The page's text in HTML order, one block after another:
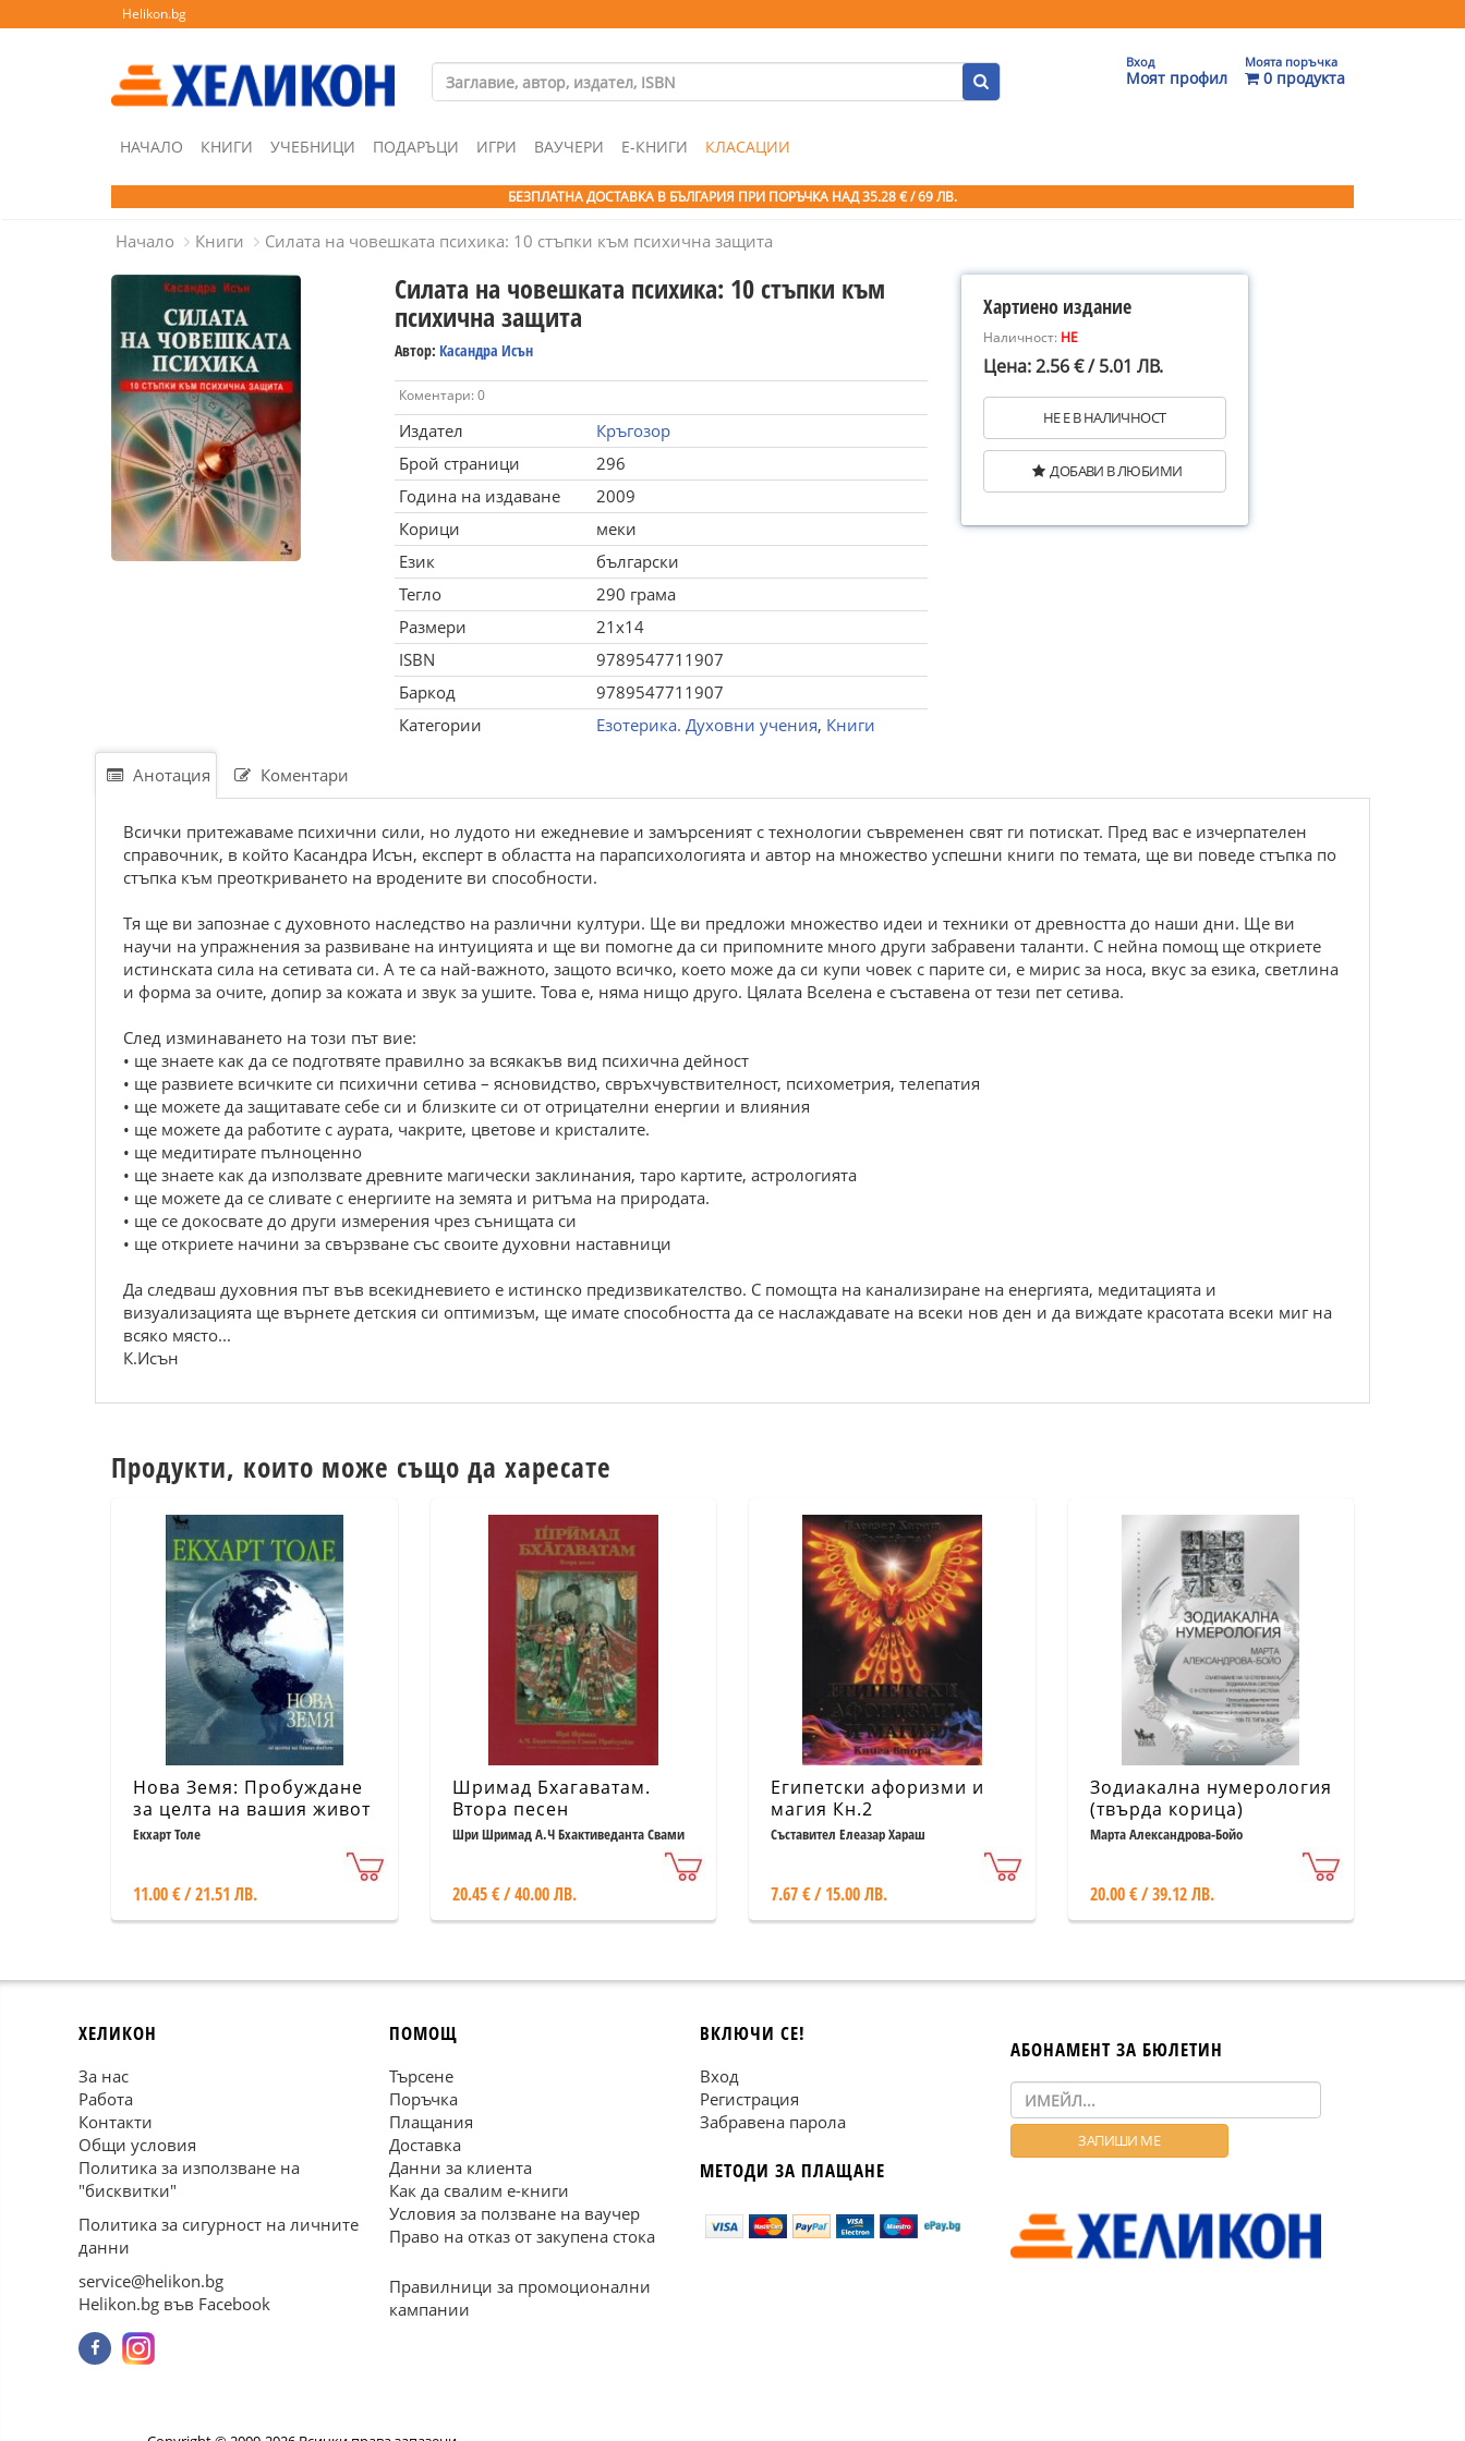
Helikon.bg
Вход
Моят профил
Моята поръчка
0 продукта
НАЧАЛО КНИГИ УЧЕБНИЦИ ПОДАРЪЦИ ИГРИ ВАУЧЕРИ Е-КНИГИ КЛАСАЦИИ
БЕЗПЛАТНА ДОСТАВКА В БЪЛГАРИЯ ПРИ ПОРЪЧКА НАД 35.28 € / 69 ЛВ.
Начало Книги Силата на човешката психика: 10 стъпки към психична защита
Силата на човешката психика: 10 стъпки към
психична защита
Автор: Касандра Исън
Коментари: 0
Издател
Кръгозор
Брой страници
296
Година на издаване
2009
Корици
меки
Език
български
Тегло
290 грама
Размери
21x14
ISBN
9789547711907
Баркод
9789547711907
Категории
Езотерика. Духовни учения, Книги
Хартиено издание
Наличност: НЕ
Цена: 2.56 € / 5.01 ЛВ.
НЕ Е В НАЛИЧНОСТ
ДОБАВИ В ЛЮБИМИ
Анотация Коментари
Всички притежаваме психични сили, но лудото ни ежедневие и замърсеният с технологии съвременен свят ги потискат. Пред вас е изчерпателен
справочник, в който Касандра Исън, експерт в областта на парапсихологията и автор на множество успешни книги по темата, ще ви поведе стъпка по
стъпка към преоткриването на вродените ви способности.
Тя ще ви запознае с духовното наследство на различни култури. Ще ви предложи множество идеи и техники от древността до наши дни. Ще ви
научи на упражнения за развиване на интуицията и ще ви помогне да си припомните много други забравени таланти. С нейна помощ ще откриете
истинската сила на сетивата си. А те са най-важното, защото всичко, което може да си купи човек с парите си, е мирис за носа, вкус за езика, светлина
и форма за очите, допир за кожата и звук за ушите. Това е, няма нищо друго. Цялата Вселена е съставена от тези пет сетива.
След изминаването на този път вие:
• ще знаете как да се подготвяте правилно за всякакъв вид психична дейност
• ще развиете всичките си психични сетива – ясновидство, свръхчувствителност, психометрия, телепатия
• ще можете да защитавате себе си и близките си от отрицателни енергии и влияния
• ще можете да работите с аурата, чакрите, цветове и кристалите.
• ще медитирате пълноценно
• ще знаете как да използвате древните магически заклинания, таро картите, астрологията
• ще можете да се сливате с енергиите на земята и ритъма на природата.
• ще се докосвате до други измерения чрез сънищата си
• ще откриете начини за свързване със своите духовни наставници
Да следваш духовния път във всекидневието е истинско предизвикателство. С помощта на канализиране на енергията, медитацията и
визуализацията ще върнете детския си оптимизъм, ще имате способността да се наслаждавате на всеки нов ден и да виждате красотата всеки миг на
всяко място...
К.Исън
Продукти, които може също да харесате
Нова Земя: Пробуждане
за целта на вашия живот
Екхарт Толе
11.00 € / 21.51 ЛВ.
Шримад Бхагаватам.
Втора песен
Шри Шримад А.Ч Бхактиведанта Свами
20.45 € / 40.00 ЛВ.
Египетски афоризми и
магия Кн.2
Съставител Елеазар Хараш
7.67 € / 15.00 ЛВ.
Зодиакална нумерология
(твърда корица)
Марта Александрова-Бойо
20.00 € / 39.12 ЛВ.
ХЕЛИКОН
За нас
Работа
Контакти
Общи условия
Политика за използване на
"бисквитки"
Политика за сигурност на личните
данни
service@helikon.bg
Helikon.bg във Facebook
ПОМОЩ
Търсене
Поръчка
Плащания
Доставка
Данни за клиента
Как да свалим е-книги
Условия за ползване на ваучер
Право на отказ от закупена стока
Правилници за промоционални
кампании
ВКЛЮЧИ СЕ!
Вход
Регистрация
Забравена парола
МЕТОДИ ЗА ПЛАЩАНЕ
АБОНАМЕНТ ЗА БЮЛЕТИН